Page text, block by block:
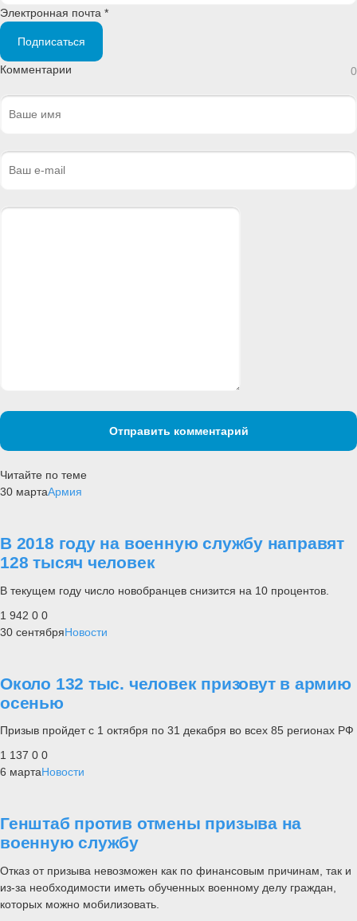
Электронная почта *
Подписаться
Комментарии 0
Отправить комментарий
Читайте по теме
30 мартаАрмия
В 2018 году на военную службу направят
128 тысяч человек
В текущем году число новобранцев снизится на 10 процентов.
1 942 0 0
30 сентябряНовости
Около 132 тыс. человек призовут в армию
осенью
Призыв пройдет с 1 октября по 31 декабря во всех 85 регионах РФ
1 137 0 0
6 мартаНовости
Генштаб против отмены призыва на
военную службу
Отказ от призыва невозможен как по финансовым причинам, так и
из-за необходимости иметь обученных военному делу граждан,
которых можно мобилизовать.